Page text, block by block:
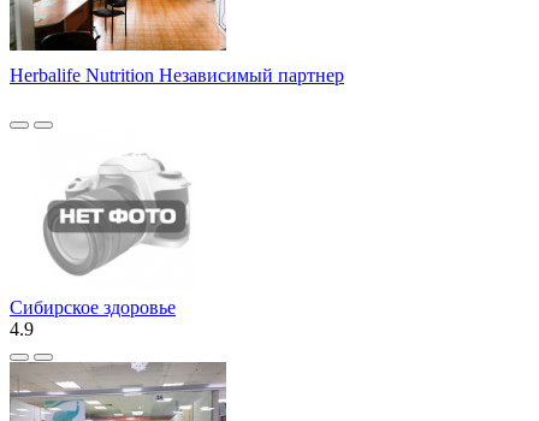
Herbalife Nutrition Независимый партнер
Сибирское здоровье
4.9